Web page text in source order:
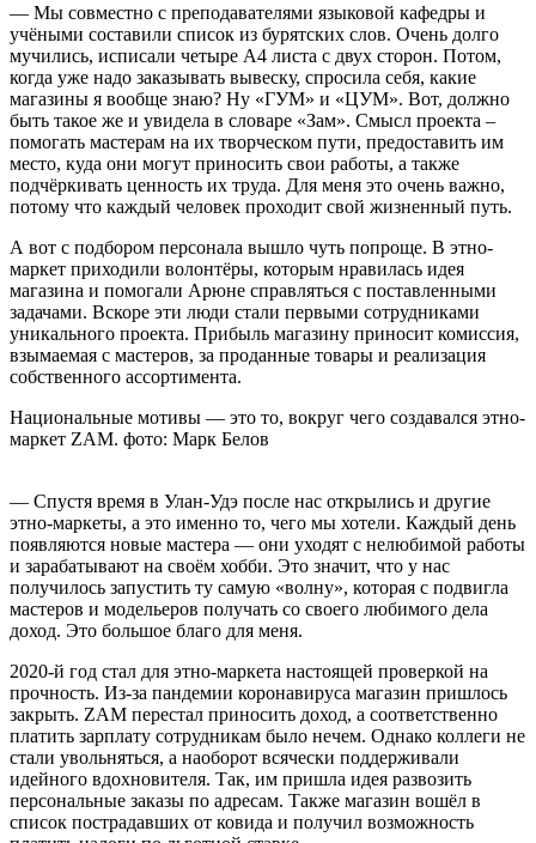
— Мы совместно с преподавателями языковой кафедры и
учёными составили список из бурятских слов. Очень долго
мучились, исписали четыре А4 листа с двух сторон. Потом,
когда уже надо заказывать вывеску, спросила себя, какие
магазины я вообще знаю? Ну «ГУМ» и «ЦУМ». Вот, должно
быть такое же и увидела в словаре «Зам». Смысл проекта –
помогать мастерам на их творческом пути, предоставить им
место, куда они могут приносить свои работы, а также
подчёркивать ценность их труда. Для меня это очень важно,
потому что каждый человек проходит свой жизненный путь.
А вот с подбором персонала вышло чуть попроще. В этно-
маркет приходили волонтёры, которым нравилась идея
магазина и помогали Арюне справляться с поставленными
задачами. Вскоре эти люди стали первыми сотрудниками
уникального проекта. Прибыль магазину приносит комиссия,
взымаемая с мастеров, за проданные товары и реализация
собственного ассортимента.
Национальные мотивы — это то, вокруг чего создавался этно-
маркет ZAM. фото: Марк Белов
— Спустя время в Улан-Удэ после нас открылись и другие
этно-маркеты, а это именно то, чего мы хотели. Каждый день
появляются новые мастера — они уходят с нелюбимой работы
и зарабатывают на своём хобби. Это значит, что у нас
получилось запустить ту самую «волну», которая с подвигла
мастеров и модельеров получать со своего любимого дела
доход. Это большое благо для меня.
2020-й год стал для этно-маркета настоящей проверкой на
прочность. Из-за пандемии коронавируса магазин пришлось
закрыть. ZAM перестал приносить доход, а соответственно
платить зарплату сотрудникам было нечем. Однако коллеги не
стали увольняться, а наоборот всячески поддерживали
идейного вдохновителя. Так, им пришла идея развозить
персональные заказы по адресам. Также магазин вошёл в
список пострадавших от ковида и получил возможность